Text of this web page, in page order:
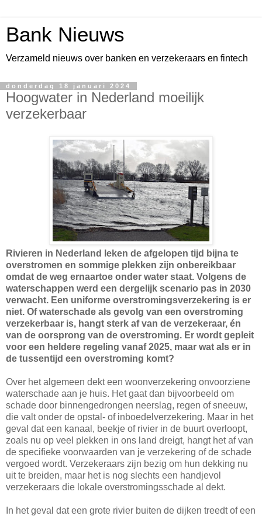
Bank Nieuws
Verzameld nieuws over banken en verzekeraars en fintech
donderdag 18 januari 2024
Hoogwater in Nederland moeilijk
verzekerbaar
Rivieren in Nederland leken de afgelopen tijd bijna te
overstromen en sommige plekken zijn onbereikbaar
omdat de weg ernaartoe onder water staat. Volgens de
waterschappen werd een dergelijk scenario pas in 2030
verwacht. Een uniforme overstromingsverzekering is er
niet. Of waterschade als gevolg van een overstroming
verzekerbaar is, hangt sterk af van de verzekeraar, én
van de oorsprong van de overstroming. Er wordt gepleit
voor een heldere regeling vanaf 2025, maar wat als er in
de tussentijd een overstroming komt?
Over het algemeen dekt een woonverzekering onvoorziene
waterschade aan je huis. Het gaat dan bijvoorbeeld om
schade door binnengedrongen neerslag, regen of sneeuw,
die valt onder de opstal- of inboedelverzekering. Maar in het
geval dat een kanaal, beekje of rivier in de buurt overloopt,
zoals nu op veel plekken in ons land dreigt, hangt het af van
de specifieke voorwaarden van je verzekering of de schade
vergoed wordt. Verzekeraars zijn bezig om hun dekking nu
uit te breiden, maar het is nog slechts een handjevol
verzekeraars die lokale overstromingsschade al dekt.
In het geval dat een grote rivier buiten de dijken treedt of een